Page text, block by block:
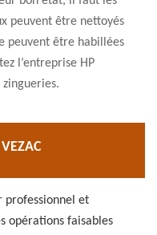
peuvent être nettoyés
peuvent être habillées
l’entreprise HP
professionnel et
opérations faisables